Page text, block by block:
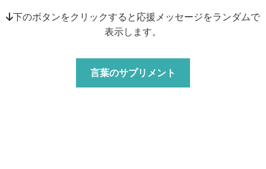
↓下のボタンをクリックすると応援メッセージをランダムで
表示します。
言葉のサプリメント